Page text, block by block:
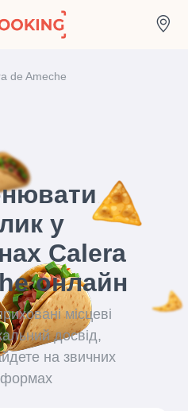
de Ameche
у
Calera
онлайн
місцеві
досвід,
на звичних